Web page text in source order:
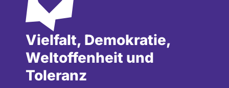
Vielfalt, Demokratie,
Weltoffenheit und
Toleranz